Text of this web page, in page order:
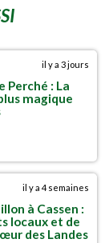
il y a 3 jours
Perché : La
magique
il y a 4 semaines
à Cassen :
locaux et de
des Landes